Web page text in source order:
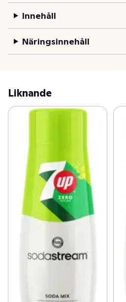
koncentrat (440 ml) ger ca 8
inget vanligt socker utan är
istället.
Oöppnad flaska förvaras i
• Koncentratet ger ca 8 liter
från affären.
SodaStream Pepsi Max - Smak
törstsläckare med den
utan socker. – Unikt samarbete
Innehåller sötningsmedel.
som ger ca 9 liter färdig dryck.
förpackning i rumstemperatur,
Skakas före användning.
Innehåll
Näringsinnehåll
Liknande